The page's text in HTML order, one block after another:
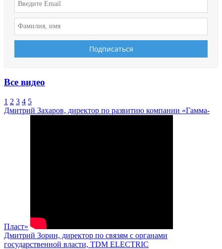
Все видео
1 2 3 4 5
Дмитрий Захаров, директор по развитию компании «Гамма-
Пласт»
Дмитрий Зорин, директор по связям с органами
государственной власти, TDM ELECTRIC